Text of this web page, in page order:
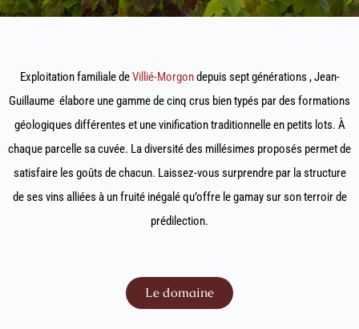
Exploitation familiale de sept générations
Exploitation familiale deVillié-Morgondepuis sept générations , Jean-
Guillaume élabore une gamme de cinq crus bien typés par des formations
géologiques différentes et une vinification traditionnelle en petits lots. À
chaque parcelle sa cuvée. La diversité des millésimes proposés permet de
satisfaire les goûts de chacun. Laissez-vous surprendre par la structure
de ses vins alliées à un fruité inégalé qu’offre le gamay sur son terroir de
prédilection.
Le domaine